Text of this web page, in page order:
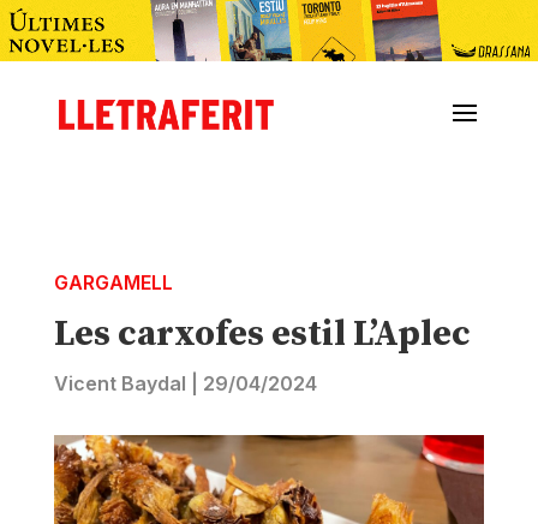
GARGAMELL
Les carxofes estil L’Aplec
Vicent Baydal 29/04/2024